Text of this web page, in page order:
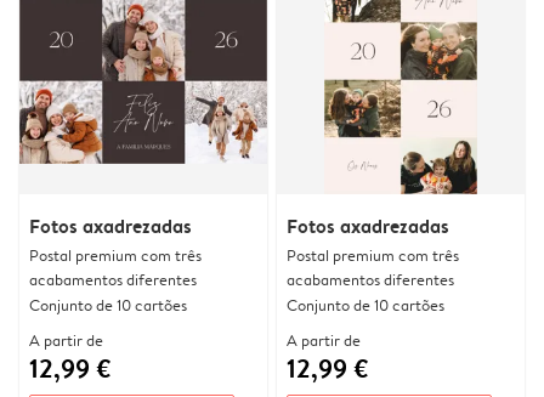
Fotos axadrezadas
Postal premium com três
acabamentos diferentes
Conjunto de 10 cartões
A partir de
12,99 €
Fotos axadrezadas
Postal premium com três
acabamentos diferentes
Conjunto de 10 cartões
A partir de
12,99 €